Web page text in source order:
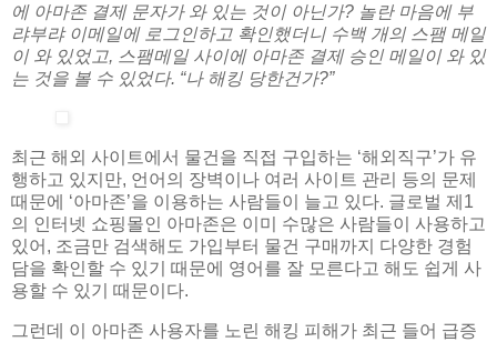
에 아마존 결제 문자가 와 있는 것이 아닌가? 놀란 마음에 부
랴부랴 이메일에 로그인하고 확인했더니 수백 개의 스팸 메일
이 와 있었고, 스팸메일 사이에 아마존 결제 승인 메일이 와 있
는 것을 볼 수 있었다. “나 해킹 당한건가?”
최근 해외 사이트에서 물건을 직접 구입하는 ‘해외직구’가 유
행하고 있지만, 언어의 장벽이나 여러 사이트 관리 등의 문제
때문에 ‘아마존’을 이용하는 사람들이 늘고 있다. 글로벌 제1
의 인터넷 쇼핑몰인 아마존은 이미 수많은 사람들이 사용하고
있어, 조금만 검색해도 가입부터 물건 구매까지 다양한 경험
담을 확인할 수 있기 때문에 영어를 잘 모른다고 해도 쉽게 사
용할 수 있기 때문이다.
그런데 이 아마존 사용자를 노린 해킹 피해가 최근 들어 급증